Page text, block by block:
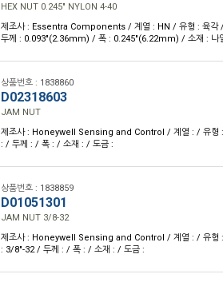
HEX NUT 0.245" NYLON 4-40
제조사 : Essentra Components / 계열 : HN / 유형 : 육각
두께 : 0.093"(2.36mm) / 폭 : 0.245"(6.22mm) / 소재 : 나
상품번호 : 1838860
D02318603
JAM NUT
제조사 : Honeywell Sensing and Control / 계열 : / 유형
: / 두께 : / 폭 : / 소재 : / 도금 :
상품번호 : 1838859
D01051301
JAM NUT 3/8-32
제조사 : Honeywell Sensing and Control / 계열 : / 유형
: 3/8"-32 / 두께 : / 폭 : / 소재 : / 도금 :